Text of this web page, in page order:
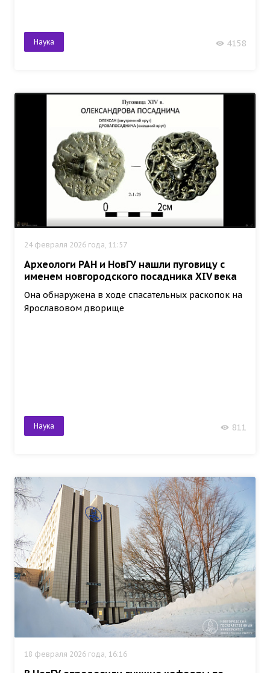
Наука 4158
24 февраля 2026 года, 11:57
Археологи РАН и НовГУ нашли пуговицу с
именем новгородского посадника XIV века
Она обнаружена в ходе спасательных раскопок на
Ярославовом дворище
Наука 811
18 февраля 2026 года, 16:16